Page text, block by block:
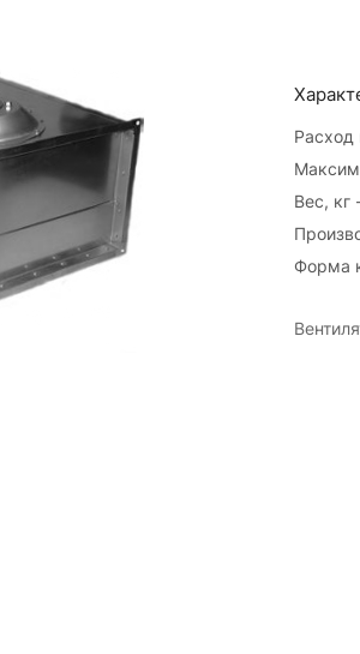
Расход
Вес, кг
Форма